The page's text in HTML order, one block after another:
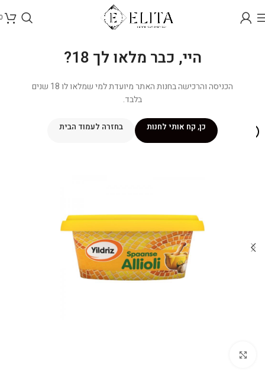
היי, כבר מלאו לך 18?
הכניסה והרכישה בחנות האתר מיועדת למי שמלאו לו 18 שנים
בלבד.
כן, קח אותי לחנות בחזרה לעמוד הבית